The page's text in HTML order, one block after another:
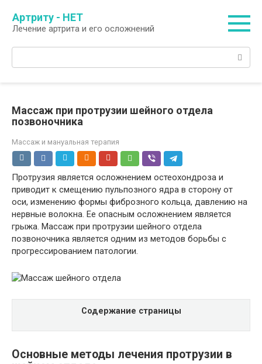
контенту
Артриту - НЕТ
Лечение артрита и его осложнений
Массаж при протрузии шейного отдела
позвоночника
Массаж и мануальная терапия
Протрузия является осложнением остеохондроза и
приводит к смещению пульпозного ядра в сторону от
оси, изменению формы фиброзного кольца, давлению на
нервные волокна. Ее опасным осложнением является
грыжа. Массаж при протрузии шейного отдела
позвоночника является одним из методов борьбы с
прогрессированием патологии.
Содержание страницы
Основные методы лечения протрузии в